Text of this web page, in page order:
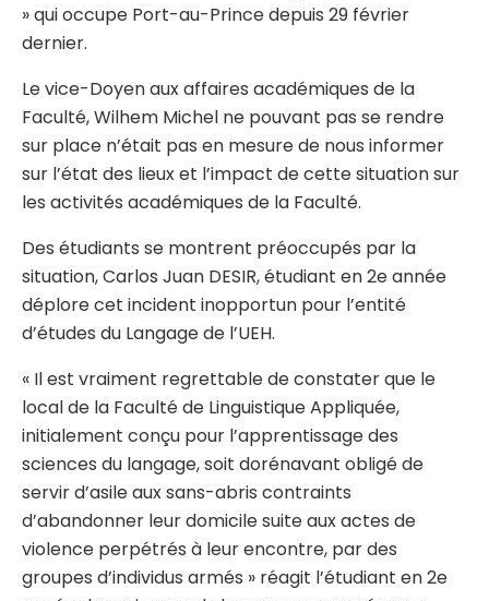
» qui occupe Port-au-Prince depuis 29 février
dernier.
Le vice-Doyen aux affaires académiques de la
Faculté, Wilhem Michel ne pouvant pas se rendre
sur place n’était pas en mesure de nous informer
sur l’état des lieux et l’impact de cette situation sur
les activités académiques de la Faculté.
Des étudiants se montrent préoccupés par la
situation, Carlos Juan DESIR, étudiant en 2e année
déplore cet incident inopportun pour l’entité
d’études du Langage de l’UEH.
« Il est vraiment regrettable de constater que le
local de la Faculté de Linguistique Appliquée,
initialement conçu pour l’apprentissage des
sciences du langage, soit dorénavant obligé de
servir d’asile aux sans-abris contraints
d’abandonner leur domicile suite aux actes de
violence perpétrés à leur encontre, par des
groupes d’individus armés » réagit l’étudiant en 2e